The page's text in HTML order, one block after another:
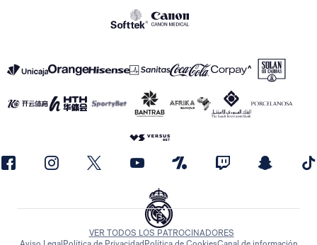
VER TODOS LOS PATROCINADORES